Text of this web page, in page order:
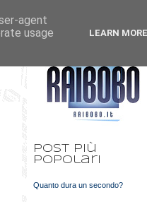
Post più
popolari
Quanto dura un secondo?
agent
usage
LEARN MORE